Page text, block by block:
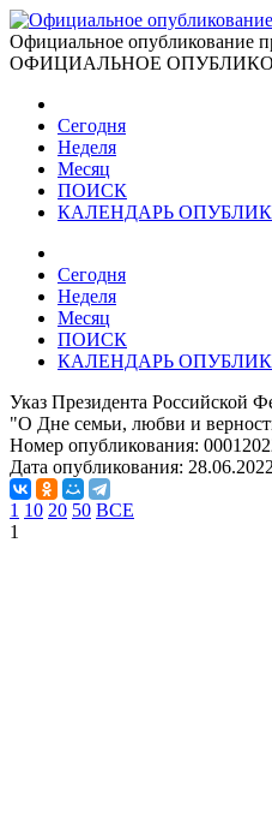
Официальное опубликование
ОФИЦИАЛЬНОЕ
Сегодня
Неделя
Месяц
ПОИСК
КАЛЕНДАРЬ
Сегодня
Неделя
Месяц
ПОИСК
КАЛЕНДАРЬ
Указ Президента Российской
"О Дне семьи, любви и
Номер опубликования:
Дата опубликования: 28.06.2022
1 10 20 50 ВСЕ
1